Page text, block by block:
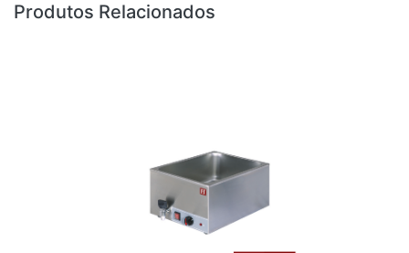
Produtos Relacionados